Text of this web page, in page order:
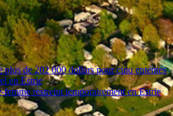
de 202 000 dollars pour cinq ententes
en Estrie
femme restreint temporairement en Estrie